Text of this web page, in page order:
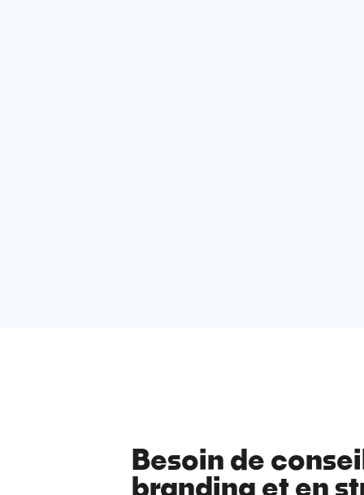
Besoin de
branding et en